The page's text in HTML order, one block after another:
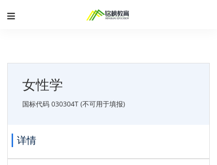
女性学
国标代码 030304T (不可用于填报)
详情